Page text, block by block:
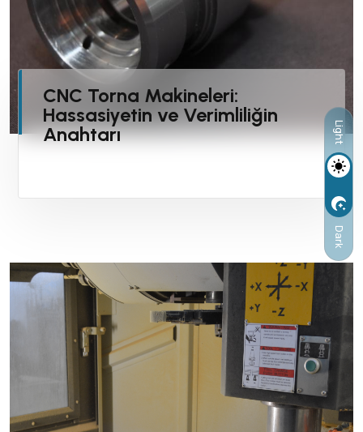
Light
Dark
CNC Torna Makineleri:
Hassasiyetin ve Verimliliğin
Anahtarı